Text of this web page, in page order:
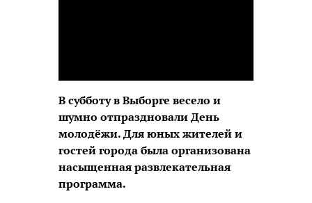
В субботу в Выборге весело и
шумно отпраздновали День
молодёжи. Для юных жителей и
гостей города была организована
насыщенная развлекательная
программа.